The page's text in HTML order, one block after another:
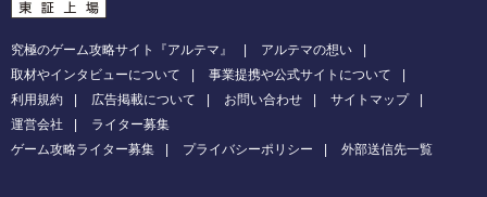
究極のゲーム攻略サイト『アルテマ』
アルテマの想い
取材やインタビューについて
事業提携や公式サイトについて
利用規約
広告掲載について お問い合わせ
サイトマップ
運営会社
ライター募集
ゲーム攻略ライター募集
プライバシーポリシー 外部送信先一覧